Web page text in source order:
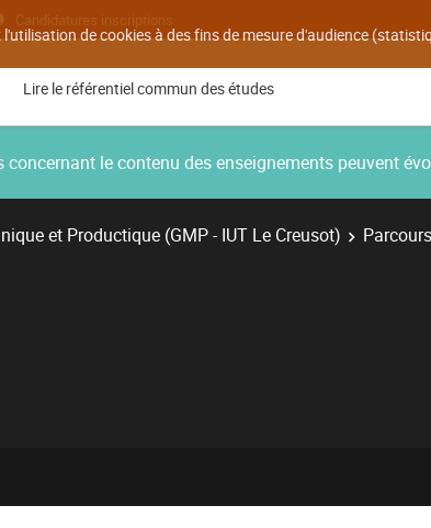
de cookies à des fins de mesure d'audience
Candidatures inscriptions
Lire le référentiel commun des études
le contenu des enseignements peuvent
et Productique (GMP - IUT Le Creusot)